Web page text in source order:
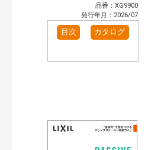
検索
品番：XG9900
発行年月：2026/07
目次 カタログ